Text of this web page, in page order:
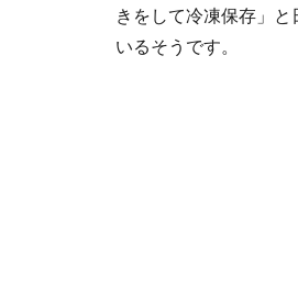
きをして冷凍保存」
いるそうです。